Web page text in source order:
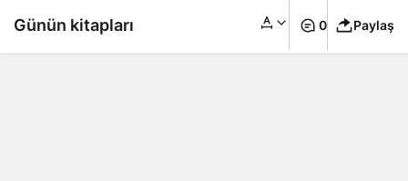
Günün kitapları 0 Paylaş